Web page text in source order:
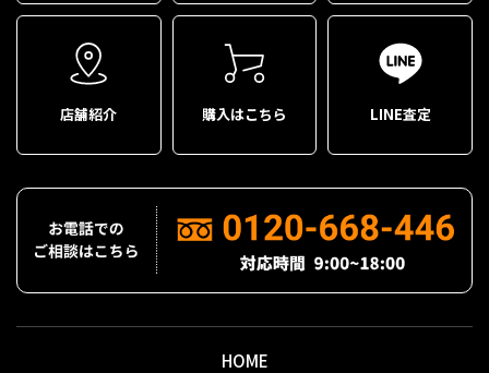
店舗紹介 購入はこちら LINE査定
HOME